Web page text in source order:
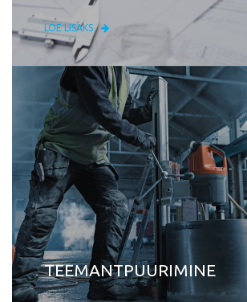
LOE LISAKS
TEEMANTPUURIMINE